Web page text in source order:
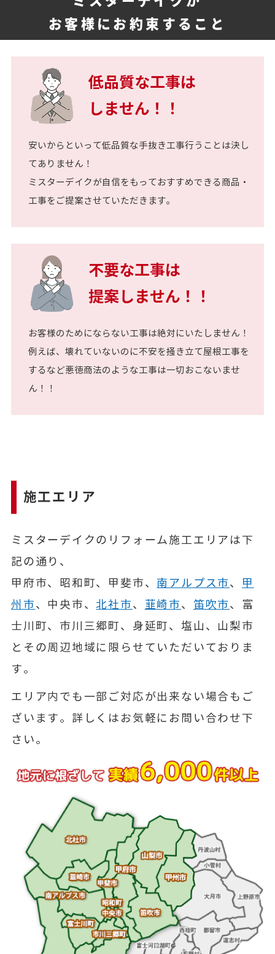
お客様にお約束すること
低品質な工事は
しません！！
安いからといって低品質な手抜き工事行うことは決し
てありません！
ミスターデイクが自信をもっておすすめできる商品・
工事をご提案させていただきます。
不要な工事は
提案しません！！
お客様のためにならない工事は絶対にいたしません！
例えば、壊れていないのに不安を掻き立て屋根工事を
するなど悪徳商法のような工事は一切おこないませ
ん！！
施工エリア
ミスターデイクのリフォーム施工エリアは下
記の通り、
甲府市、昭和町、甲斐市、 南アルプス市、 甲
州市、中央市、北社市、 韮崎市、 笛吹市、富
士川町、市川三郷町、身延町、塩山、山梨市
とその周辺地域に限らせていただいておりま
す。
エリア内でも一部ご対応が出来ない場合もご
ざいます。詳しくはお気軽にお問い合わせ下
さい。